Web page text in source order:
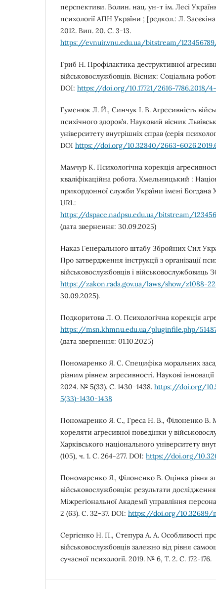
перспективи. Волин. нац. ун-т ім. Лесі
психології АПН України ; [редкол.: Л.
2012. Вип. 20. С. 3-13.
https://evnuir.vnu.edu.ua/bitstream/
Гриб Н. Профілактика деструктивної
військовослужбовців. Вісник: Соціальна
DOI: https://doi.org/10.17721/2616-7786.2018/
Гуменюк Л. Й., Синчук І. В. Агресивність
психічного здоров’я. Науковий вісник
університету внутрішніх справ (серія
DOI https://doi.org/10.32840/2663-
Мамчур К. Психологічна корекція
кваліфікаційна робота. Хмельницький :
прикордонної служби України імені Богдана
URL:
https://dspace.nadpsu.edu.ua/bitstream/
(дата звернення: 30.09.2025)
Наказ Генерального штабу Збройних Сил
Про затвердження інструкції з організації
військовослужбовців і
https://zakon.rada.gov.ua/laws/show/z1088-
30.09.2025).
Подкоритова Л. О. Психологічна корекція
https://msn.khmnu.edu.ua/pluginfile.php/
(дата звернення: 01.10.2025)
Пономаренко Я. С. Специфіка моральних
різним рівнем агресивності. Наукові
2024. № 5(33). С. 1430–1438. https://doi.org/
5(33)-1430-1438
Пономаренко Я. С., Греса Н. В., Філоненко В.
кореляти агресивної поведінки у
Харківського національного університету
(105), ч. 1. С. 264-277. DOI: https://doi.org/
Пономаренко Я., Філоненко В. Оцінка рівня
військовослужбовців: результати
Міжрегіональної Академії управління
2 (63). С. 32-37. DOI: https://doi.org/10.32689/
Сергієнко Н. П., Степура А. А. Особливості
військовослужбовців залежно від рівня
сучасної психології. 2019. № 6, Т. 2. С. 172-176.